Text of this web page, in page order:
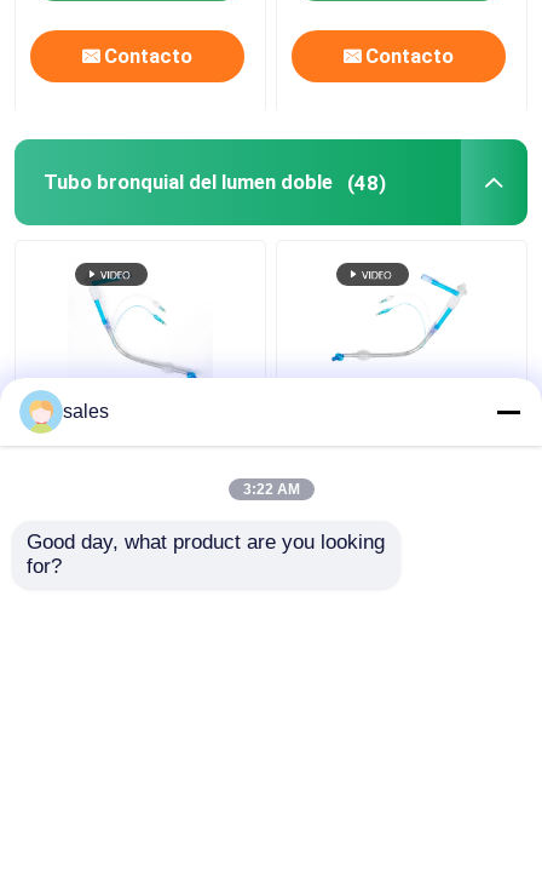
Contacto Contacto
Tubo bronquial del lumen doble (48)
Dispositivo traqueal de
la cánula del tubo doble
endotraqueal del lumen
Mejor precio
tubo bronquial del
lumen doble para la
traqueotomía
Mejor precio
sales
3:22 AM
Good day, what product are you looking
for?